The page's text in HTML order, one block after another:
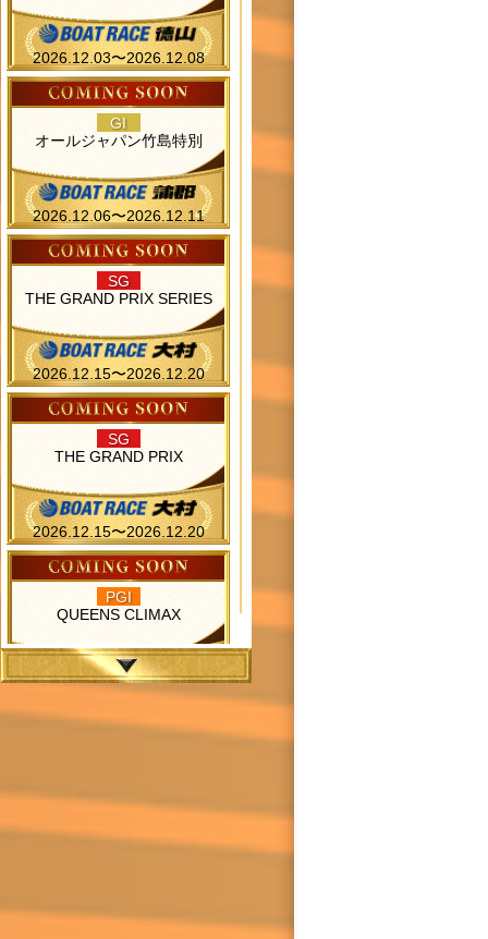
2026.12.03〜2026.12.08
GI
オールジャパン竹島特別
2026.12.06〜2026.12.11
SG
THE GRAND PRIX SERIES
2026.12.15〜2026.12.20
SG
THE GRAND PRIX
2026.12.15〜2026.12.20
PGI
QUEENS CLIMAX
2026.12.28〜2026.12.31